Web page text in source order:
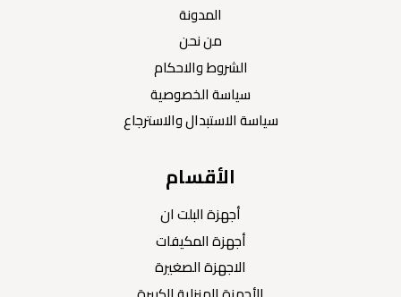
المدونة
من نحن
الشروط والاحكام
سياسة الخصوصية
سياسة الاستبدال والاسترجاع
الأقسام
أجهزة البلت ان
أجهزة المكيفات
الاجهزة الصغيرة